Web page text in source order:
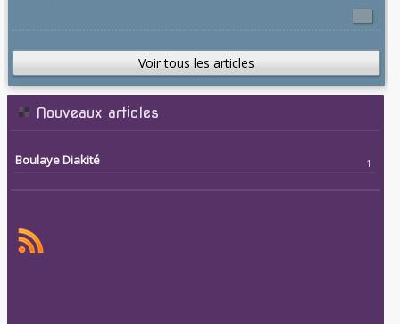
Voir tous les articles
Nouveaux articles
1
Boulaye Diakité